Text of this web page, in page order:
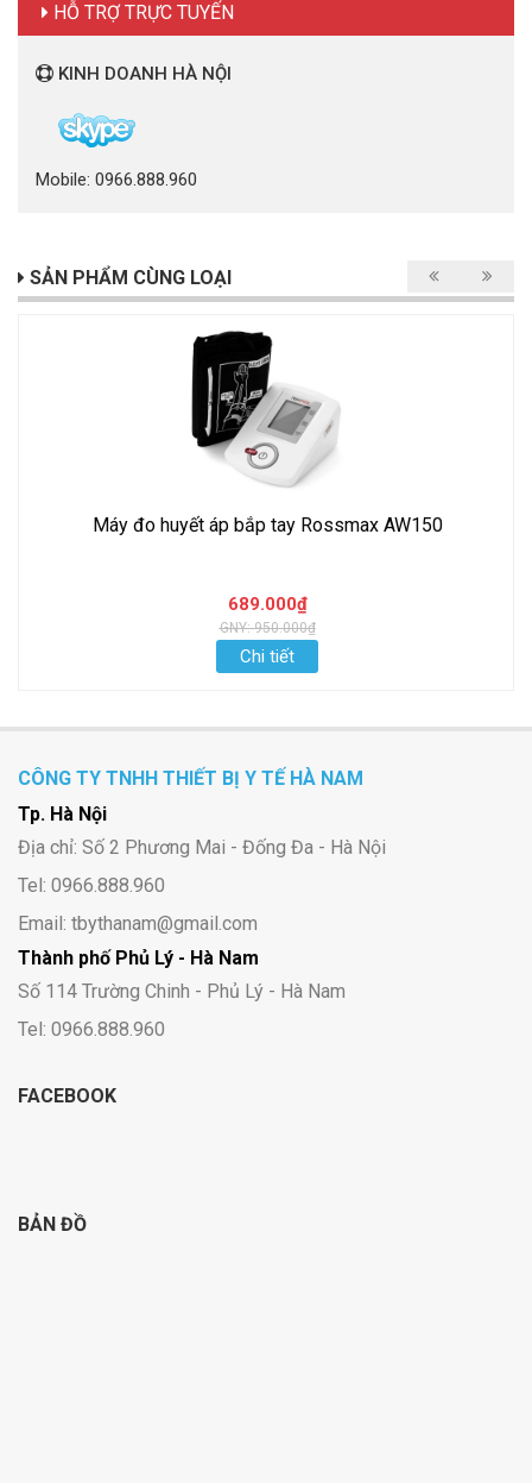
HỖ TRỢ TRỰC TUYẾN
KINH DOANH HÀ NỘI
Mobile: 0966.888.960
SẢN PHẨM CÙNG LOẠI
Máy đo huyết áp bắp tay Rossmax AW150
689.000₫
GNY: 950.000₫
Chi tiết
CÔNG TY TNHH THIẾT BỊ Y TẾ HÀ NAM
Tp. Hà Nội
Địa chỉ: Số 2 Phương Mai - Đống Đa - Hà Nội
Tel: 0966.888.960
Email: tbythanam@gmail.com
Thành phố Phủ Lý - Hà Nam
Số 114 Trường Chinh - Phủ Lý - Hà Nam
Tel: 0966.888.960
FACEBOOK
BẢN ĐỒ